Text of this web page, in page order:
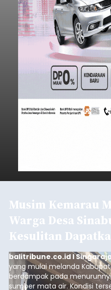
Musim Kemarau
Warga Desa
Kesulitan
balitribune.co.id I
yang mulai melanda
berdampak pada
sumber mata air. Kondisi